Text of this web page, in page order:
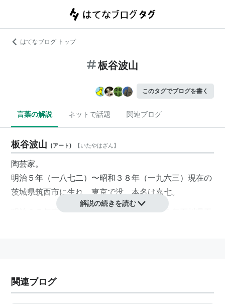
はてなブログ トップ
板谷波山
このタグでブログを書く
言葉の解説 ネットで話題 関連ブログ
板谷波山 (アート) 【いたやはざん】
陶芸家。
明治５年（一八七二）〜昭和３８年（一九六三）現在の
茨城県筑西市に生れ、東京で没。本名は嘉七。
明治２７年東京美術学校彫刻科を卒業。２９年石川県工
会展などに出品して頭角をあらわした。４２年日本美術
協会委員。昭和２年第８回帝展に第４部（工芸美術）の
解説の続きを読む
関連ブログ